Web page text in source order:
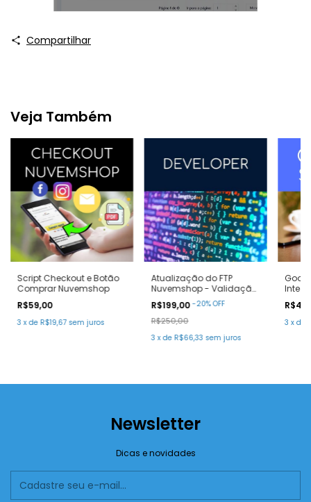
Compartilhar
Veja Também
Script Checkout e Botão
Comprar Nuvemshop
R$59,00
3 xde R$19,67 sem juros
Atualização do FTP
Nuvemshop - Validação
de Usuários
R$199,00-20%OFF
R$250,00
3 xde R$66,33 sem juros
com
3 x de
Newsletter
Dicas e novidades